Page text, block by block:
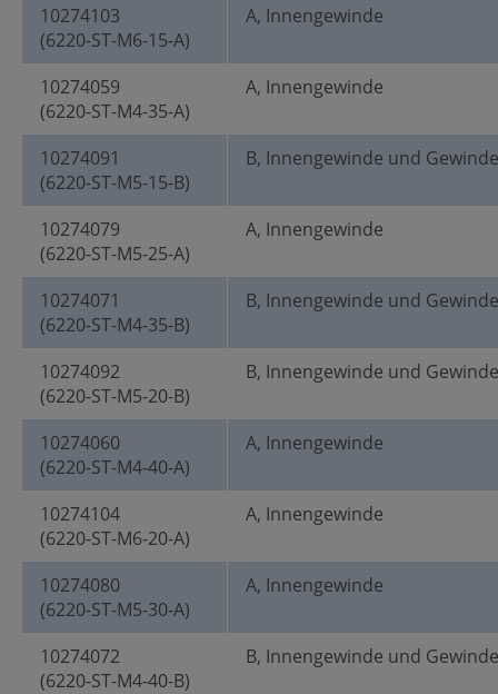
10274103
(6220-ST-M6-15-A)
A, Innengewinde
10274059
(6220-ST-M4-35-A)
A, Innengewinde
10274091
(6220-ST-M5-15-B)
B, Innengewinde und
10274079
(6220-ST-M5-25-A)
A, Innengewinde
10274071
(6220-ST-M4-35-B)
B, Innengewinde und
10274092
(6220-ST-M5-20-B)
B, Innengewinde und
10274060
(6220-ST-M4-40-A)
A, Innengewinde
10274104
(6220-ST-M6-20-A)
A, Innengewinde
10274080
(6220-ST-M5-30-A)
A, Innengewinde
10274072
(6220-ST-M4-40-B)
B, Innengewinde und